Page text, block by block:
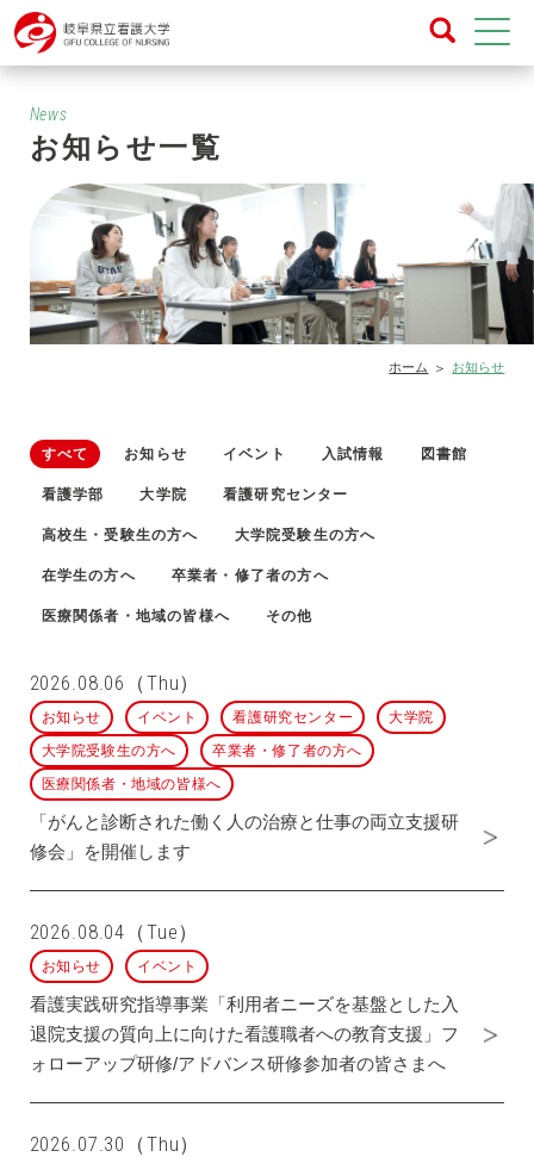
News
お知らせ一覧
ホーム お知らせ
すべて お知らせ イベント 入試情報 図書館
看護学部 大学院 看護研究センター
高校生・受験生の方へ 大学院受験生の方へ
在学生の方へ 卒業者・修了者の方へ
医療関係者・地域の皆様へ その他
2026.08.06（Thu）
お知らせ イベント 看護研究センター
大学院
大学院受験生の方へ
卒業者・修了者の方へ
医療関係者・地域の皆様へ
「がんと診断された働く人の治療と仕事の両立支援研
修会」を開催します
2026.08.04（Tue）
お知らせ イベント
看護実践研究指導事業「利用者ニーズを基盤とした入
退院支援の質向上に向けた看護職者への教育支援」フ
ォローアップ研修/アドバンス研修参加者の皆さまへ
2026.07.30（Thu）